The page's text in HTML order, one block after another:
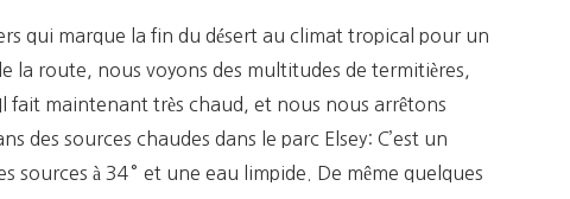
qui marque la fin du désert au climat tropical pour un
la route, nous voyons des multitudes de termitières,
fait maintenant très chaud, et nous nous arrêtons
des sources chaudes dans le parc Elsey: C’est un
sources à 34° et une eau limpide. De même quelques